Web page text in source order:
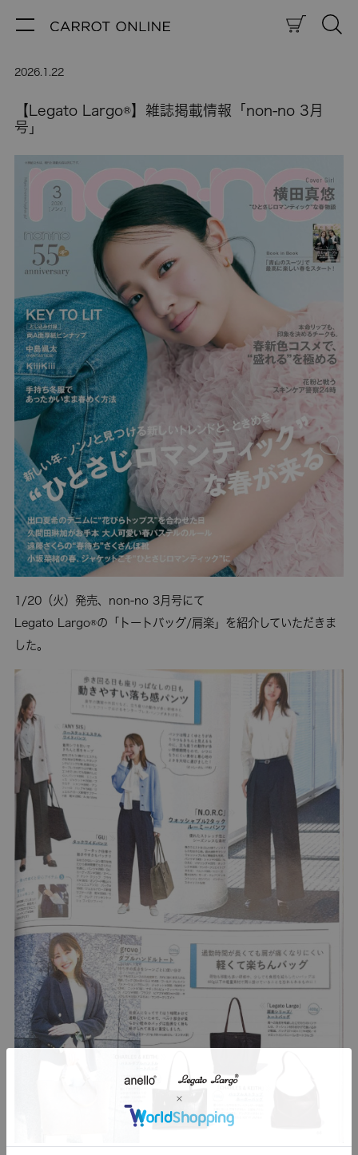
2026.1.22
【Legato Largo®】雑誌掲載情報「non-no 3月
号」
1/20（火）発売、non-no 3月号にて
Legato Largo®の「トートバッグ/肩楽」を紹介していただきま
した。